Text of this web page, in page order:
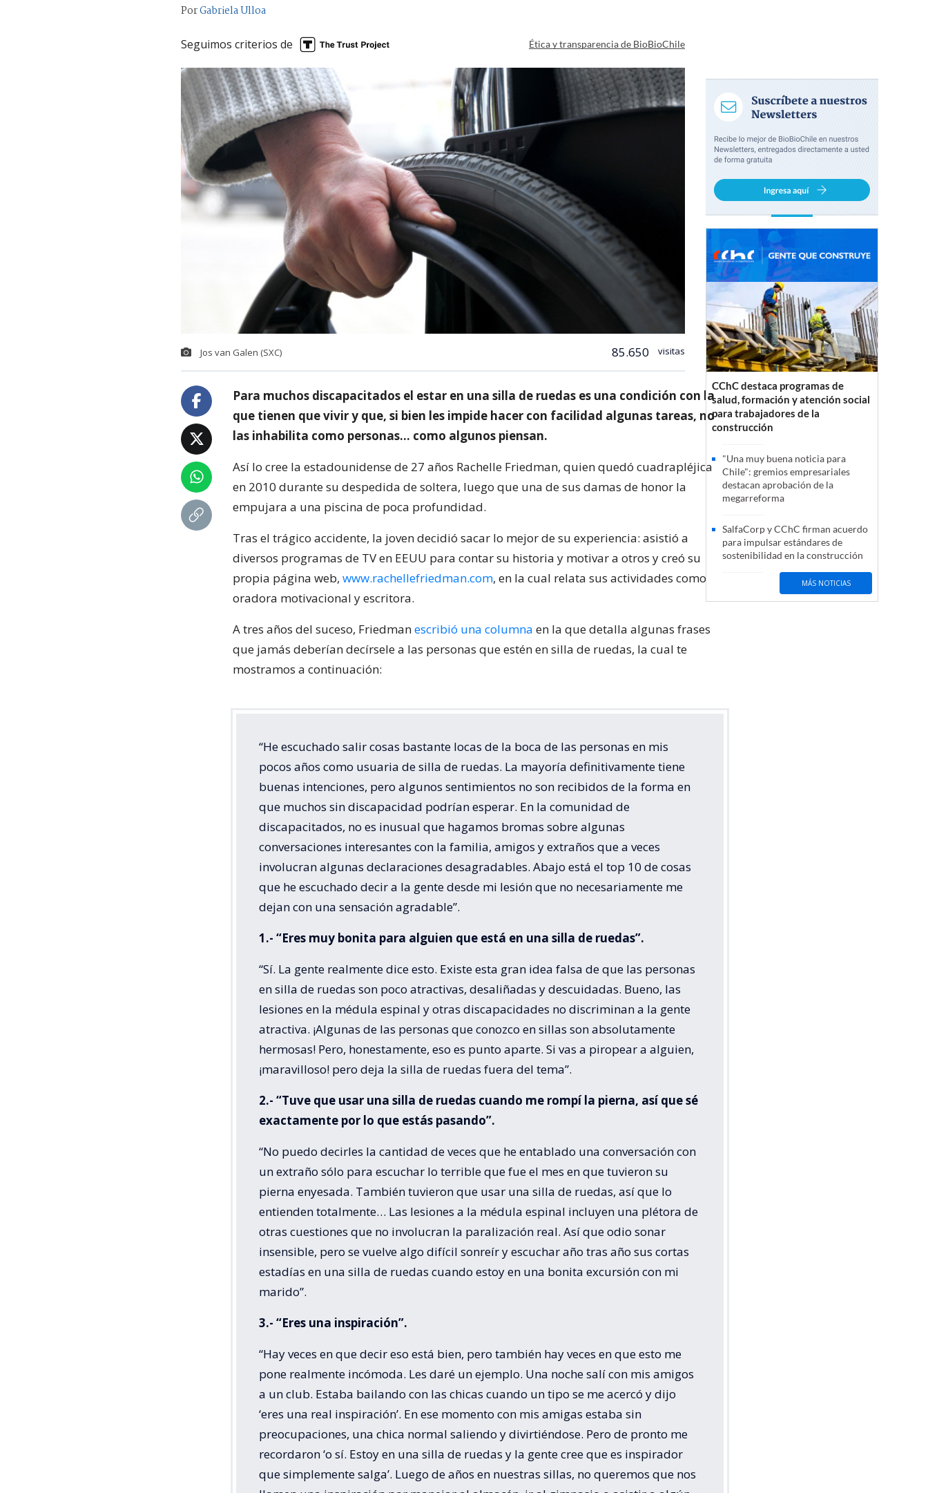
PorGabriela Ulloa
Seguimos criterios de Ética y transparencia de BioBioChile
Jos van Galen (SXC) 85.650 visitas
Para muchos discapacitados el estar en una silla de ruedas es una condición con la
que tienen que vivir y que, si bien les impide hacer con facilidad algunas tareas, no
las inhabilita como personas… como algunos piensan.
Así lo cree la estadounidense de 27 años Rachelle Friedman, quien quedó cuadrapléjica
en 2010 durante su despedida de soltera, luego que una de sus damas de honor la
empujara a una piscina de poca profundidad.
Tras el trágico accidente, la joven decidió sacar lo mejor de su experiencia: asistió a
diversos programas de TV en EEUU para contar su historia y motivar a otros y creó su
propia página web, www.rachellefriedman.com, en la cual relata sus actividades como
oradora motivacional y escritora.
A tres años del suceso, Friedmanescribió una columna en la que detalla algunas frases
que jamás deberían decírsele a las personas que estén en silla de ruedas, la cual te
mostramos a continuación:
“He escuchado salir cosas bastante locas de la boca de las personas en mis
pocos años como usuaria de silla de ruedas. La mayoría definitivamente tiene
buenas intenciones, pero algunos sentimientos no son recibidos de la forma en
que muchos sin discapacidad podrían esperar. En la comunidad de
discapacitados, no es inusual que hagamos bromas sobre algunas
conversaciones interesantes con la familia, amigos y extraños que a veces
involucran algunas declaraciones desagradables. Abajo está el top 10 de cosas
que he escuchado decir a la gente desde mi lesión que no necesariamente me
dejan con una sensación agradable”.
1.- “Eres muy bonita para alguien que está en una silla de ruedas”.
“Sí. La gente realmente dice esto. Existe esta gran idea falsa de que las personas
en silla de ruedas son poco atractivas, desaliñadas y descuidadas. Bueno, las
lesiones en la médula espinal y otras discapacidades no discriminan a la gente
atractiva. ¡Algunas de las personas que conozco en sillas son absolutamente
hermosas! Pero, honestamente, eso es punto aparte. Si vas a piropear a alguien,
¡maravilloso! pero deja la silla de ruedas fuera del tema”.
2.- “Tuve que usar una silla de ruedas cuando me rompí la pierna, así que sé
exactamente por lo que estás pasando”.
“No puedo decirles la cantidad de veces que he entablado una conversación con
un extraño sólo para escuchar lo terrible que fue el mes en que tuvieron su
pierna enyesada. También tuvieron que usar una silla de ruedas, así que lo
entienden totalmente… Las lesiones a la médula espinal incluyen una plétora de
otras cuestiones que no involucran la paralización real. Así que odio sonar
insensible, pero se vuelve algo difícil sonreír y escuchar año tras año sus cortas
estadías en una silla de ruedas cuando estoy en una bonita excursión con mi
marido”.
3.- “Eres una inspiración”.
“Hay veces en que decir eso está bien, pero también hay veces en que esto me
pone realmente incómoda. Les daré un ejemplo. Una noche salí con mis amigos
a un club. Estaba bailando con las chicas cuando un tipo se me acercó y dijo
‘eres una real inspiración’. En ese momento con mis amigas estaba sin
preocupaciones, una chica normal saliendo y divirtiéndose. Pero de pronto me
recordaron ‘o sí. Estoy en una silla de ruedas y la gente cree que es inspirador
que simplemente salga’. Luego de años en nuestras sillas, no queremos que nos
CChC destaca programas de
salud, formación y atención social
para trabajadores de la
construcción
"Una muy buena noticia para
Chile": gremios empresariales
destacan aprobación de la
megarreforma
SalfaCorp y CChC firman acuerdo
para impulsar estándares de
sostenibilidad en la construcción
MÁS NOTICIAS